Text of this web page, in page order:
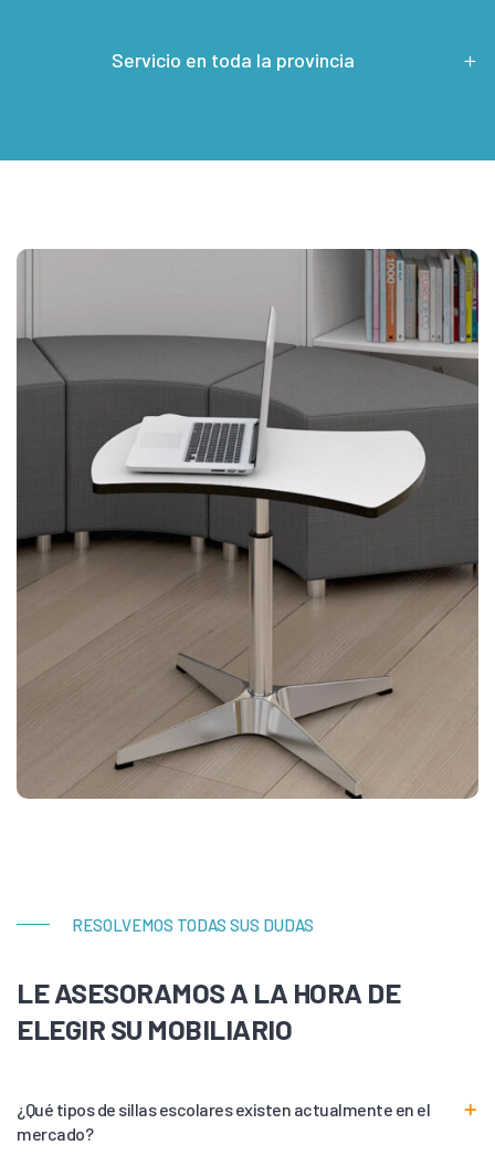
Servicio en toda la provincia
RESOLVEMOS TODAS SUS DUDAS
LE ASESORAMOS A LA HORA DE
ELEGIR SU MOBILIARIO
¿Qué tipos de sillas escolares existen actualmente en el
mercado?